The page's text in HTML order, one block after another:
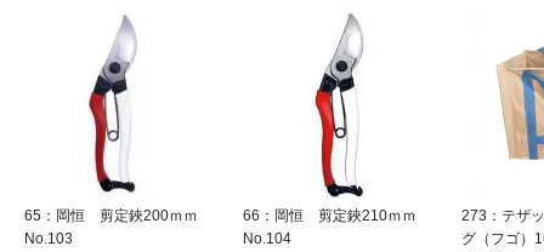
65：岡恒 剪定鋏200ｍｍ
No.103
66：岡恒 剪定鋏210ｍｍ
No.104
273：テザ
グ（フゴ）